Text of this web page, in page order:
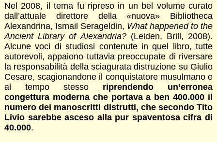
Nel 2008, il tema fu ripreso in un bel volume curato
dall’attuale direttore della «nuova» Bibliotheca
Alexandrina, Ismail Serageldin, What happened to the
Ancient Library of Alexandria?(Leiden, Brill, 2008).
Alcune voci di studiosi contenute in quel libro, tutte
autorevoli, appaiono tuttavia preoccupate di riversare
la responsabilità della sciagurata distruzione su Giulio
Cesare, scagionandone il conquistatore musulmano e
al tempo stesso riprendendo un’erronea
congettura moderna che portava a ben 400.000 il
numero dei manoscritti distrutti, che secondo Tito
Livio sarebbe asceso alla pur spaventosa cifra di
40.000.